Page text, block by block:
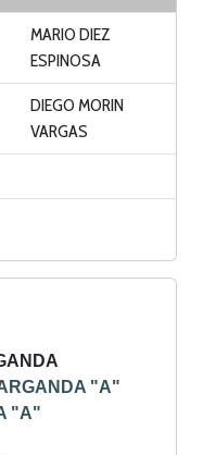
MARIO DIEZ
ESPINOSA
DIEGO MORIN
VARGAS
"A"
"A"